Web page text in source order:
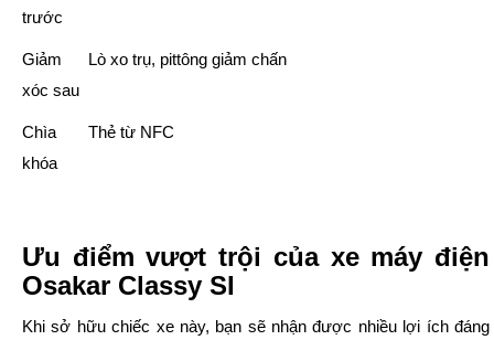
trước
Giảm
xóc sau
Lò xo trụ, pittông giảm chấn
Chìa
khóa
Thẻ từ NFC
Ưu điểm vượt trội của xe máy điện
Osakar Classy SI
Khi sở hữu chiếc xe này, bạn sẽ nhận được nhiều lợi ích đáng